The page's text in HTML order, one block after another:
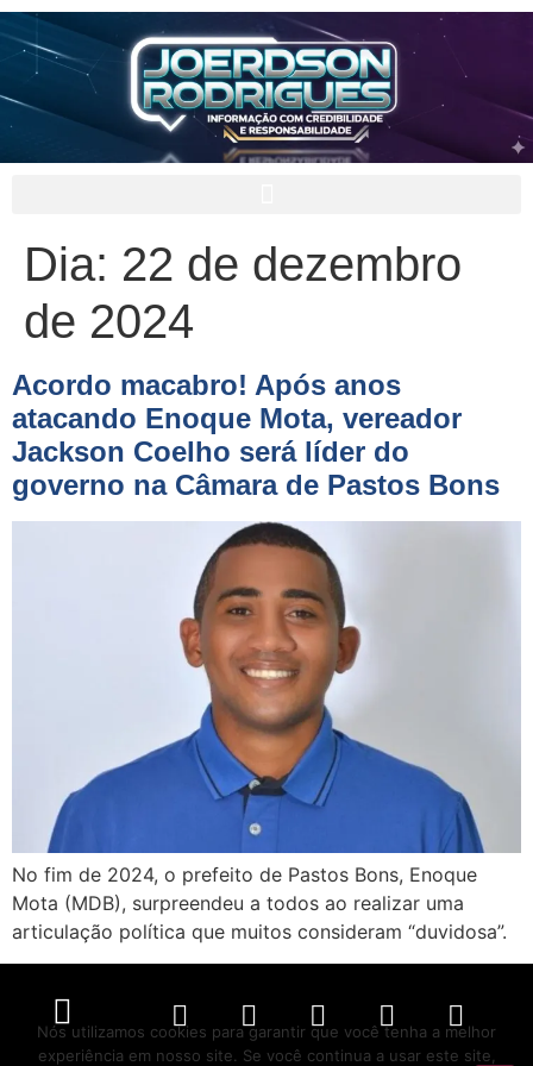
Dia: 22 de dezembro
de 2024
Acordo macabro! Após anos
atacando Enoque Mota, vereador
Jackson Coelho será líder do
governo na Câmara de Pastos Bons
No fim de 2024, o prefeito de Pastos Bons, Enoque
Mota (MDB), surpreendeu a todos ao realizar uma
articulação política que muitos consideram “duvidosa”.
Nós utilizamos cookies para garantir que você tenha a melhor
experiência em nosso site. Se você continua a usar este site,